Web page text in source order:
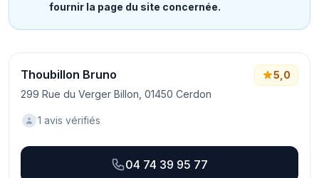
fournir la page du site concernée.
Thoubillon Bruno
299 Rue du Verger Billon, 01450 Cerdon
5,0
1 avis vérifiés
04 74 39 95 77